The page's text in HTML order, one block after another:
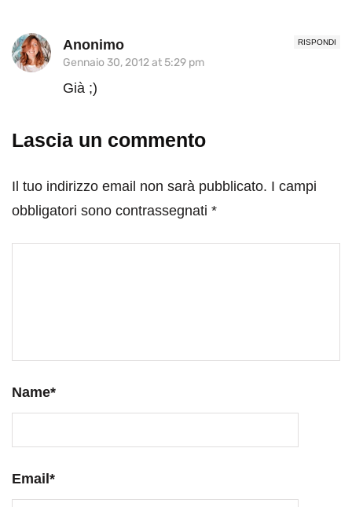
RISPONDI
Anonimo
Gennaio 30, 2012 at 5:29 pm
Già ;)
Lascia un commento
Il tuo indirizzo email non sarà pubblicato. I campi
obbligatori sono contrassegnati *
Name*
Email*